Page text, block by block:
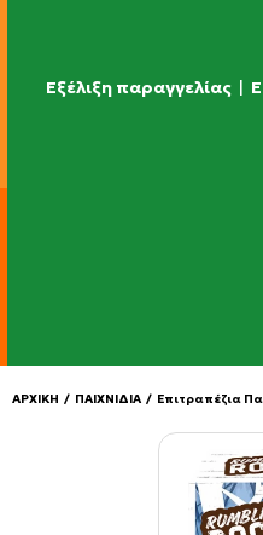
Εξέλιξη παραγγελίας |
ΑΡΧΙΚΗ / ΠΑΙΧΝΙΔΙΑ / Επιτραπέζια